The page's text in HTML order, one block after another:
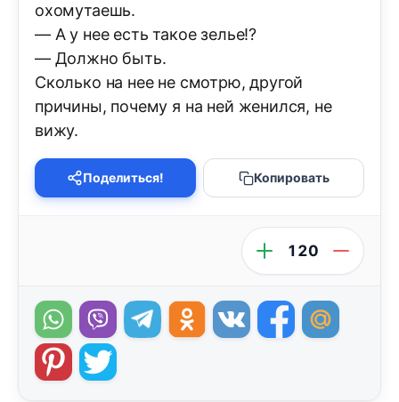
охомутаешь.
— А у нее есть такое зелье!?
— Должно быть.
Сколько на нее не смотрю, другой
причины, почему я на ней женился, не
вижу.
Поделиться! Копировать
120